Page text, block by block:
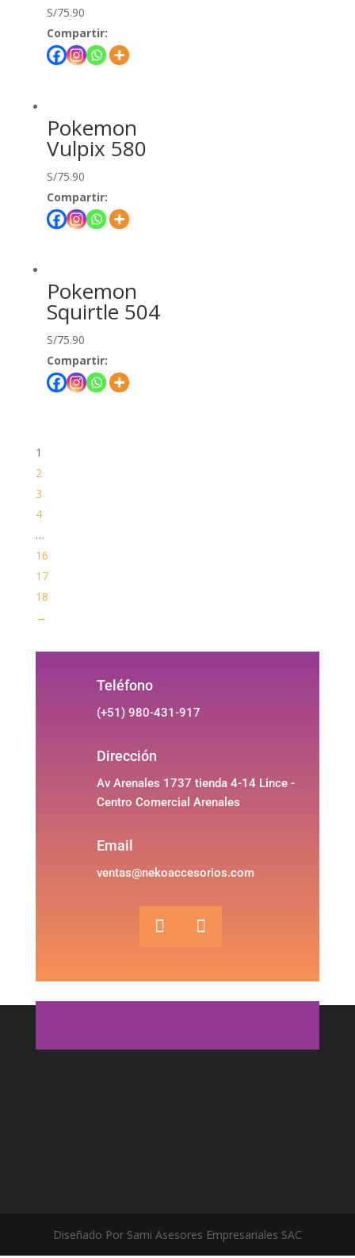
S/75.90
Compartir:
Pokemon
Vulpix 580
S/75.90
Compartir:
Pokemon
Squirtle 504
S/75.90
Compartir:
1
2
3
4
…
16
17
18
→
Teléfono
(+51) 980-431-917
Dirección
Av Arenales 1737 tienda 4-14 Lince -
Centro Comercial Arenales
Email
ventas@nekoaccesorios.com
Diseñado Por Sami Asesores Empresariales SAC